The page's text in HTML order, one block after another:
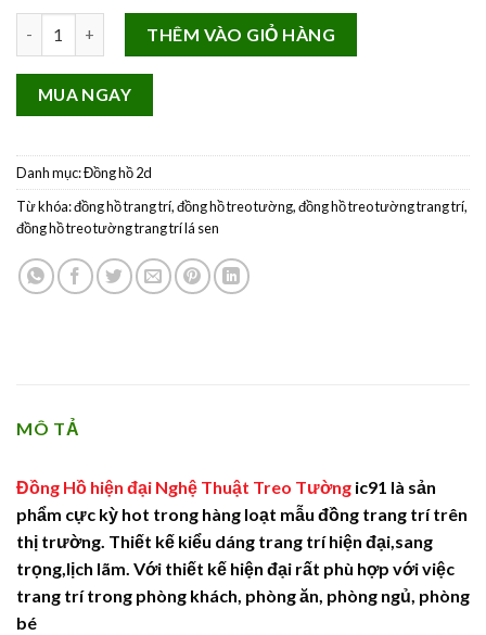
Đồng Hồ Hiện Đại Nghệ Thuật Treo Tường ic91 số lượng
THÊM VÀO GIỎ HÀNG
MUA NGAY
Danh mục:Đồng hồ 2d
Từ khóa:đồng hồ trang trí,đồng hồ treo tường,đồng hồ treo tường trang trí,
đồng hồ treo tường trang trí lá sen
MÔ TẢ
Đồng Hồ hiện đại Nghệ Thuật Treo Tường ic91 là sản
phẩm cực kỳ hot trong hàng loạt mẫu đồng trang trí trên
thị trường. Thiết kế kiểu dáng trang trí hiện đại,sang
trọng,lịch lãm. Với thiết kế hiện đại rất phù hợp với việc
trang trí trong phòng khách, phòng ăn, phòng ngủ, phòng
bé